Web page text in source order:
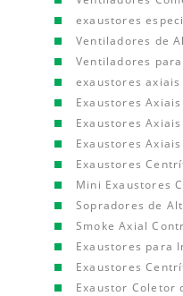
exaustores
Ventiladores de
Ventiladores
exaustores axiais
Exaustores
Exaustores
Exaustores
Exaustores
Mini Exaustores
Sopradores de
Smoke Axial
Exaustores para
Exaustores
Exaustor Coletor